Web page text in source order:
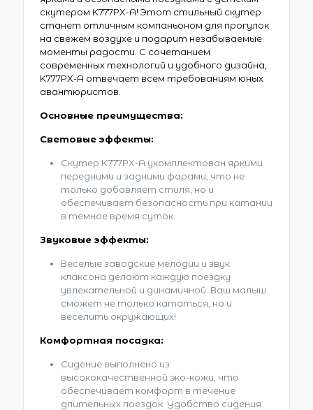
скутером K777PX-A! Этот стильный скутер
станет отличным компаньоном для прогулок
на свежем воздухе и подарит незабываемые
моменты радости. С сочетанием
современных технологий и удобного дизайна,
K777PX-A отвечает всем требованиям юных
авантюристов.
Основные преимущества:
Световые эффекты:
Скутер K777PX-A укомплектован яркими
передними и задними фарами, что не
только добавляет стиля, но и
обеспечивает безопасность при катании
в темное время суток.
Звуковые эффекты:
Веселые заводские мелодии и звук
клаксона делают каждую поездку
увлекательной и динамичной. Ваш малыш
сможет не только кататься, но и
веселить окружающих!
Комфортная посадка:
Сидение выполнено из
высококачественной эко-кожи, что
обеспечивает комфорт в течение
длительных поездок. Удобствo сидения